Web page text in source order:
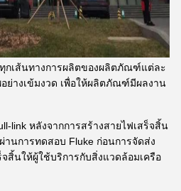
กเส้นทางการผลิตของผลิตภัณฑ์แต่ละ
ย่างเข้มงวด เพื่อให้ผลิตภัณฑ์มีผลงาน
link หลังจากการสร้างสายไฟเสร็จสิ้น
นการทดสอบ Fluke ก่อนการจัดส่ง
สิ้นให้ผู้ใช้บริการกับสิ่งแวดล้อมเครือ